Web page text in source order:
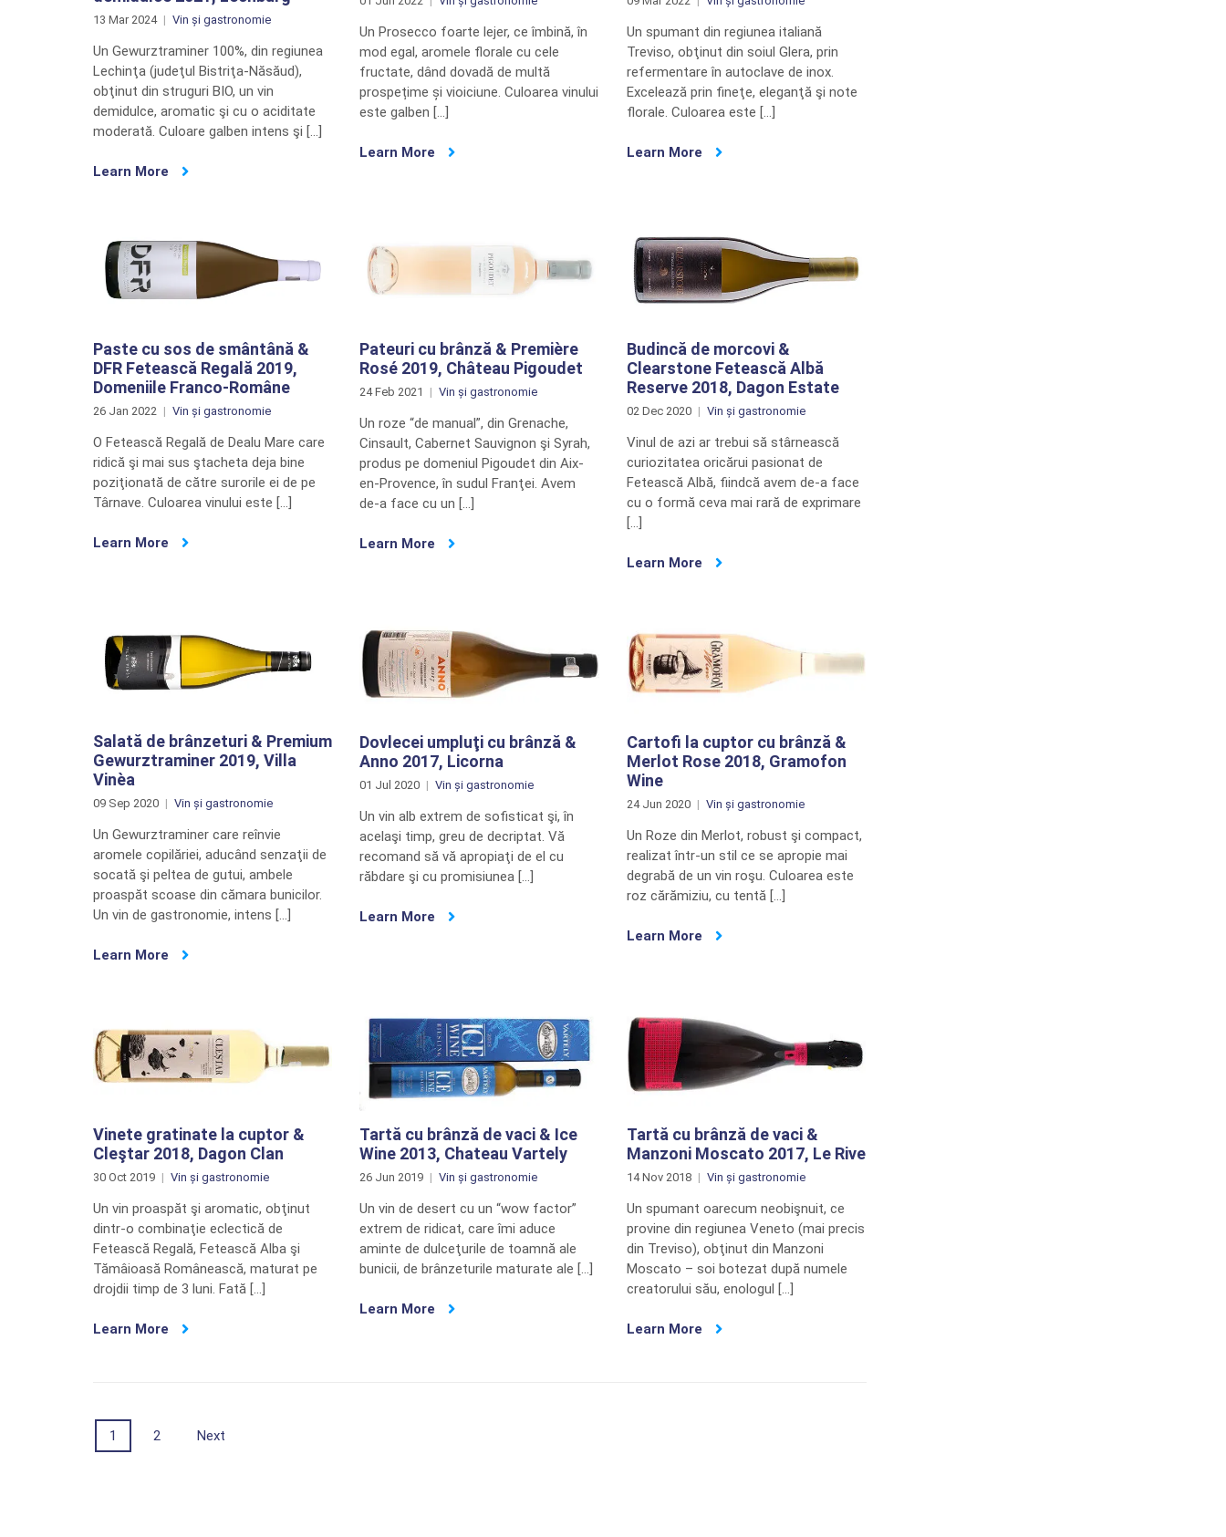
13 Mar 2024 Vin și gastronomie
Un Gewurztraminer 100%, din regiunea
Lechinţa (judeţul Bistriţa-Năsăud),
obţinut din struguri BIO, un vin
demidulce, aromatic şi cu o aciditate
moderată. Culoare galben intens şi […]
Learn More
Un Prosecco foarte lejer, ce îmbină, în
mod egal, aromele florale cu cele
fructate, dând dovadă de multă
prospețime și vioiciune. Culoarea vinului
este galben […]
Learn More
Un spumant din regiunea italiană
Treviso, obţinut din soiul Glera, prin
refermentare în autoclave de inox.
Excelează prin fineţe, eleganţă şi note
florale. Culoarea este […]
Learn More
Paste cu sos de smântână &
DFR Fetească Regală 2019,
Domeniile Franco-Române
26 Jan 2022 Vin și gastronomie
O Fetească Regală de Dealu Mare care
ridică şi mai sus ştacheta deja bine
poziţionată de către surorile ei de pe
Târnave. Culoarea vinului este […]
Learn More
Pateuri cu brânză & Première
Rosé 2019, Château Pigoudet
24 Feb 2021 Vin și gastronomie
Un roze “de manual”, din Grenache,
Cinsault, Cabernet Sauvignon şi Syrah,
produs pe domeniul Pigoudet din Aix-
en-Provence, în sudul Franţei. Avem
de-a face cu un […]
Learn More
Budincă de morcovi &
Clearstone Fetească Albă
Reserve 2018, Dagon Estate
02 Dec 2020 Vin și gastronomie
Vinul de azi ar trebui să stârnească
curiozitatea oricărui pasionat de
Fetească Albă, fiindcă avem de-a face
cu o formă ceva mai rară de exprimare
[…]
Learn More
Salată de brânzeturi & Premium
Gewurztraminer 2019, Villa
Vinèa
09 Sep 2020 Vin și gastronomie
Un Gewurztraminer care reînvie
aromele copilăriei, aducând senzaţii de
socată şi peltea de gutui, ambele
proaspăt scoase din cămara bunicilor.
Un vin de gastronomie, intens […]
Learn More
Dovlecei umpluţi cu brânză &
Anno 2017, Licorna
01 Jul 2020 Vin și gastronomie
Un vin alb extrem de sofisticat şi, în
acelaşi timp, greu de decriptat. Vă
recomand să vă apropiaţi de el cu
răbdare şi cu promisiunea […]
Learn More
Cartofi la cuptor cu brânză &
Merlot Rose 2018, Gramofon
Wine
24 Jun 2020 Vin și gastronomie
Un Roze din Merlot, robust şi compact,
realizat într-un stil ce se apropie mai
degrabă de un vin roşu. Culoarea este
roz cărămiziu, cu tentă […]
Learn More
Vinete gratinate la cuptor &
Cleştar 2018, Dagon Clan
30 Oct 2019 Vin și gastronomie
Un vin proaspăt şi aromatic, obţinut
dintr-o combinaţie eclectică de
Fetească Regală, Fetească Alba şi
Tămâioasă Românească, maturat pe
drojdii timp de 3 luni. Fată […]
Learn More
Tartă cu brânză de vaci & Ice
Wine 2013, Chateau Vartely
26 Jun 2019 Vin și gastronomie
Un vin de desert cu un “wow factor”
extrem de ridicat, care îmi aduce
aminte de dulceţurile de toamnă ale
bunicii, de brânzeturile maturate ale […]
Learn More
Tartă cu brânză de vaci &
Manzoni Moscato 2017, Le Rive
14 Nov 2018 Vin și gastronomie
Un spumant oarecum neobişnuit, ce
provine din regiunea Veneto (mai precis
din Treviso), obţinut din Manzoni
Moscato – soi botezat după numele
creatorului său, enologul […]
Learn More
Posts
1 2 Next